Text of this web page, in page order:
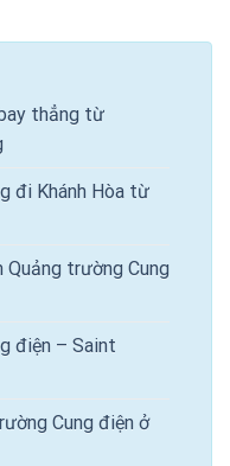
thẳng từ
đi Khánh Hòa từ
Quảng trường Cung
điện – Saint
Cung điện ở